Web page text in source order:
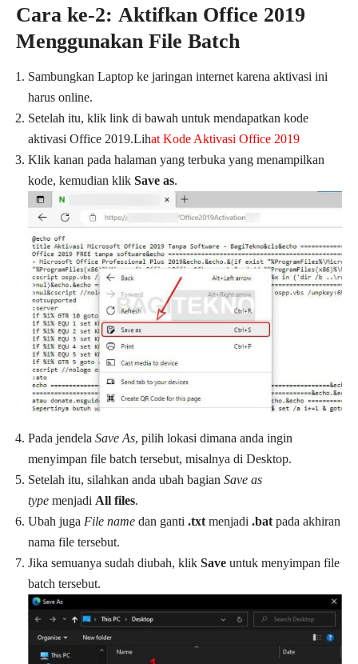
Cara ke-2: Aktifkan Office 2019
Menggunakan File Batch
Sambungkan Laptop ke jaringan internet karena aktivasi ini
harus online.
Setelah itu, klik link di bawah untuk mendapatkan kode
aktivasi Office 2019.Lihat Kode Aktivasi Office 2019
Klik kanan pada halaman yang terbuka yang menampilkan
kode, kemudian klik Save as.
Pada jendela Save As, pilih lokasi dimana anda ingin
menyimpan file batch tersebut, misalnya di Desktop.
Setelah itu, silahkan anda ubah bagian Save as
type menjadi All files.
Ubah juga File name dan ganti .txt menjadi .bat pada akhiran
nama file tersebut.
Jika semuanya sudah diubah, klik Save untuk menyimpan file
batch tersebut.